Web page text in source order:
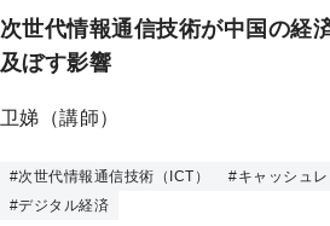
ッ
次世代情報通信技術が中国の経
及ぼす影響
卫娣（講師）
#次世代情報通信技術（ICT） #キャッシュ
#デジタル経済